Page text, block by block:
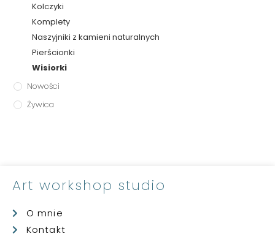
Kolczyki
Komplety
Naszyjniki z kamieni naturalnych
Pierścionki
Wisiorki
Nowości
Żywica
Art workshop studio
O mnie
Kontakt